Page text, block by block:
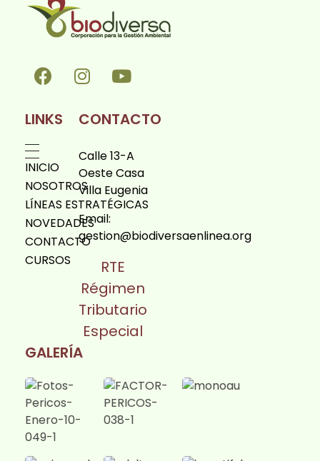
LINKS
INICIO
NOSOTROS
LÍNEAS ESTRATÉGICAS
NOVEDADES
CONTACTO
CURSOS
CONTACTO
Calle 13-A
Oeste Casa
Villa Eugenia
Email:
gestion@biodiversaenlinea.org
RTE
Régimen
Tributario
Especial
GALERÍA